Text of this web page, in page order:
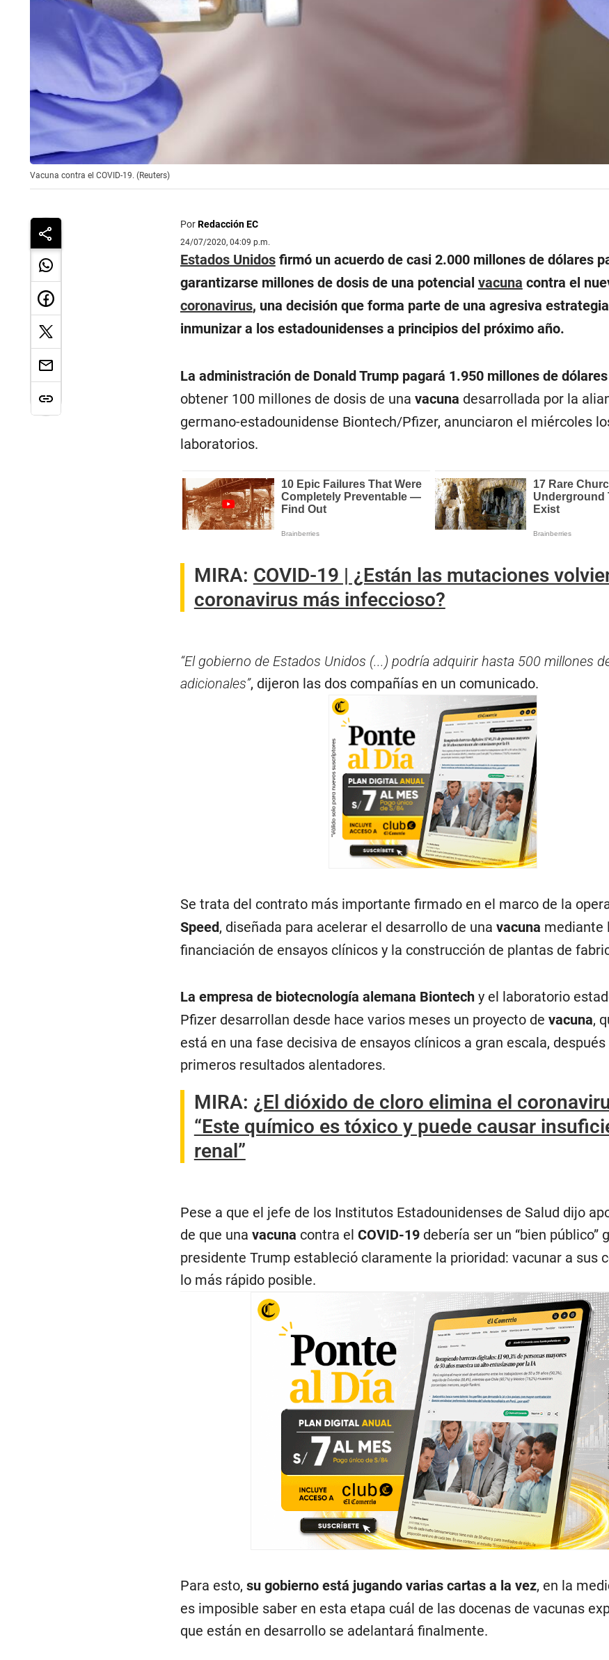
Vacuna contra el COVID-19. (Reuters)
PorRedacción EC
24/07/2020, 04:09 p.m.
Estados Unidosfirmó un acuerdo de casi 2.000 millones de dólares
garantizarse millones de dosis de una potencial vacuna contra el
coronavirus, una decisión que forma parte de una agresiva
inmunizar a los estadounidenses a principios del próximo año.
La administración de Donald Trump pagará 1.950 millones de dólares
obtener 100 millones de dosis de una vacuna desarrollada por la
germano-estadounidense Biontech/Pfizer, anunciaron el miércoles
laboratorios.
MIRA: COVID-19 | ¿Están las mutaciones
coronavirus más infeccioso?
“El gobierno de Estados Unidos (...) podría adquirir hasta 500 millones
adicionales”, dijeron las dos compañías en un comunicado.
Se trata del contrato más importante firmado en el marco de la
Speed, diseñada para acelerar el desarrollo de una vacuna mediante
financiación de ensayos clínicos y la construcción de plantas de
La empresa de biotecnología alemana Biontechy el laboratorio
Pfizer desarrollan desde hace varios meses un proyecto de vacuna,
está en una fase decisiva de ensayos clínicos a gran escala, después
primeros resultados alentadores.
MIRA: ¿El dióxido de cloro elimina el
“Este químico es tóxico y puede causar
renal”
Pese a que el jefe de los Institutos Estadounidenses de Salud dijo
de que una vacuna contra el COVID-19debería ser un “bien público”
presidente Trump estableció claramente la prioridad: vacunar a sus
lo más rápido posible.
Para esto, su gobierno está jugando varias cartas a la vez, en la
es imposible saber en esta etapa cuál de las docenas de vacunas
que están en desarrollo se adelantará finalmente.